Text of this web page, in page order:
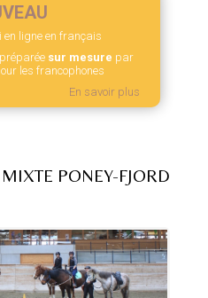
en ligne en français
préparée sur mesure par
les francophones
En savoir plus
PONEY-FJORD